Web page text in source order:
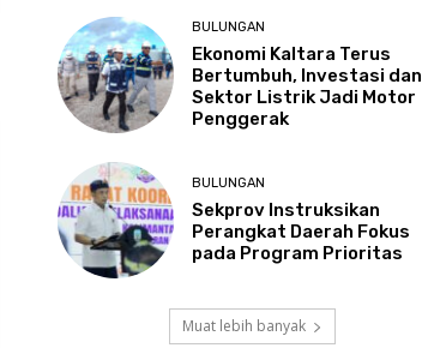
BULUNGAN
Ekonomi Kaltara Terus
Bertumbuh, Investasi dan
Sektor Listrik Jadi Motor
Penggerak
BULUNGAN
Sekprov Instruksikan
Perangkat Daerah Fokus
pada Program Prioritas
Muat lebih banyak